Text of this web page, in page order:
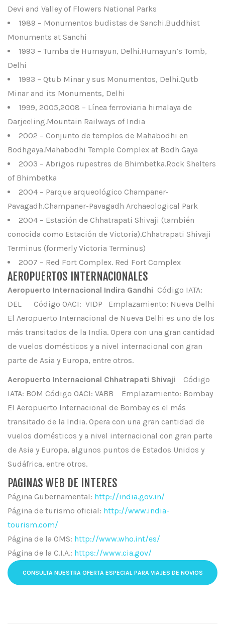
Devi and Valley of Flowers National Parks
1989 – Monumentos budistas de Sanchi.Buddhist
Monuments at Sanchi
1993 – Tumba de Humayun, Delhi.Humayun’s Tomb,
Delhi
1993 – Qtub Minar y sus Monumentos, Delhi.Qutb
Minar and its Monuments, Delhi
1999, 2005,2008 – Línea ferroviaria himalaya de
Darjeeling.Mountain Railways of India
2002 – Conjunto de templos de Mahabodhi en
Bodhgaya.Mahabodhi Temple Complex at Bodh Gaya
2003 – Abrigos rupestres de Bhimbetka.Rock Shelters
of Bhimbetka
2004 – Parque arqueológico Champaner-
Pavagadh.Champaner-Pavagadh Archaeological Park
2004 – Estación de Chhatrapati Shivaji (también
conocida como Estación de Victoria).Chhatrapati Shivaji
Terminus (formerly Victoria Terminus)
2007 – Red Fort Complex. Red Fort Complex
AEROPUERTOS INTERNACIONALES
Aeropuerto Internacional Indira Gandhi Código IATA:
DEL Código OACI: VIDP Emplazamiento: Nueva Delhi
El Aeropuerto Internacional de Nueva Delhi es uno de los
más transitados de la India. Opera con una gran cantidad
de vuelos domésticos y a nivel internacional con gran
parte de Asia y Europa, entre otros.
Aeropuerto Internacional Chhatrapati Shivaji
Código
IATA: BOM Código OACI: VABB Emplazamiento: Bombay
El Aeropuerto Internacional de Bombay es el más
transitado de la India. Opera con una gran cantidad de
vuelos domésticos y a nivel internacional con gran parte
de Asia y Europa, algunos puntos de Estados Unidos y
Sudáfrica, entre otros.
PAGINAS WEB DE INTERES
Página Gubernamental: http://india.gov.in/
Página de turismo oficial: http://www.india-
tourism.com/
Página de la OMS: http://www.who.int/es/
Página de la C.I.A.: https://www.cia.gov/
CONSULTA NUESTRA OFERTA ESPECIAL PARA VIAJES DE NOVIOS